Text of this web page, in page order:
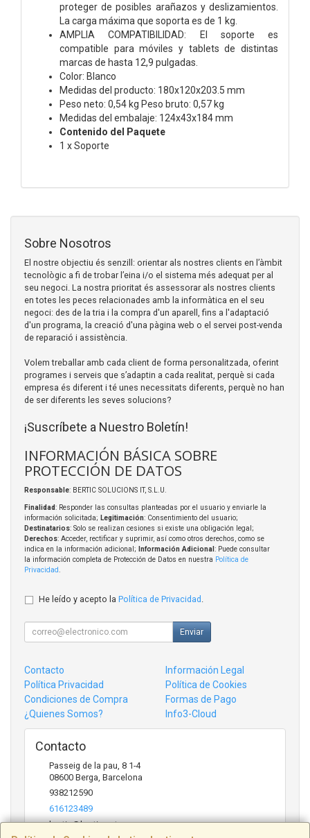
proteger de posibles arañazos y deslizamientos.
La carga máxima que soporta es de 1 kg.
AMPLIA COMPATIBILIDAD: El soporte es
compatible para móviles y tablets de distintas
marcas de hasta 12,9 pulgadas.
Color: Blanco
Medidas del producto: 180x120x203.5 mm
Peso neto: 0,54 kg Peso bruto: 0,57 kg
Medidas del embalaje: 124x43x184 mm
Contenido del Paquete
1 x Soporte
Sobre Nosotros
El nostre objectiu és senzill: orientar als nostres clients en l’àmbit
tecnològic a fi de trobar l’eina i/o el sistema més adequat per al
seu negoci. La nostra prioritat és assessorar als nostres clients
en totes les peces relacionades amb la informàtica en el seu
negoci: des de la tria i la compra d'un aparell, fins a l'adaptació
d'un programa, la creació d'una pàgina web o el servei post-venda
de reparació i assistència.
Volem treballar amb cada client de forma personalitzada, oferint
programes i serveis que s’adaptin a cada realitat, perquè si cada
empresa és diferent i té unes necessitats diferents, perquè no han
de ser diferents les seves solucions?
¡Suscríbete a Nuestro Boletín!
INFORMACIÓN BÁSICA SOBRE
PROTECCIÓN DE DATOS
Responsable: BERTIC SOLUCIONS IT, S.L.U.
Finalidad: Responder las consultas planteadas por el usuario y enviarle la
información solicitada; Legitimación: Consentimiento del usuario;
Destinatarios: Solo se realizan cesiones si existe una obligación legal;
Derechos: Acceder, rectificar y suprimir, así como otros derechos, como se
indica en la información adicional;
Información Adicional : Puede consultar
la información completa de Protección de Datos en nuestra Política de
Privacidad
He leído y acepto la Política de Privacidad
Enviar
Contacto
Información Legal
Política Privacidad
Política de Cookies
Condiciones de Compra
Formas de Pago
¿Quienes Somos?
Info3-Cloud
Contacto
Passeig de la pau, 8 1-4
08600 Berga Barcelona
938212590
616123489
bertic@bertic.cat